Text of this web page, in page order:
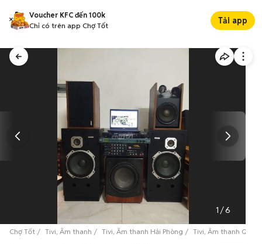
Voucher KFC đến 100k
Chỉ có trên app Chợ Tốt
Tải app
1 /6
Chợ Tốt Tivi, Âm thanh Tivi, Âm thanh Hải Phòng Tivi, Âm thanh Quận